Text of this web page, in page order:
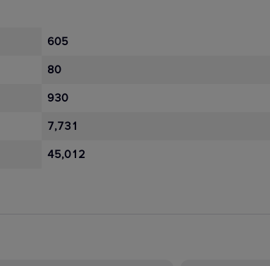
605
80
930
7,731
45,012